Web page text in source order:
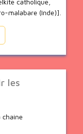
catholique,
malabare (Inde)].
les
chaine